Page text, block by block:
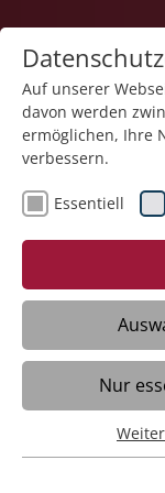
12.06.2026
Pflege
Pirmin der
Maikammer
Auf unserer
davon werden
ermöglichen, Ihre
verbessern.
Essentiell
Nur
Essentiell
Essentielle